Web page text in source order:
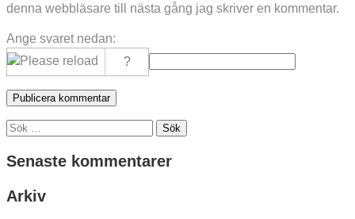
denna webbläsare till nästa gång jag skriver en kommentar.
Ange svaret nedan:
Sök
Senaste kommentarer
Arkiv